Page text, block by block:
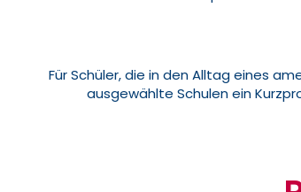
Für Schüler, die in den Alltag eines
ausgewählte Schulen ein